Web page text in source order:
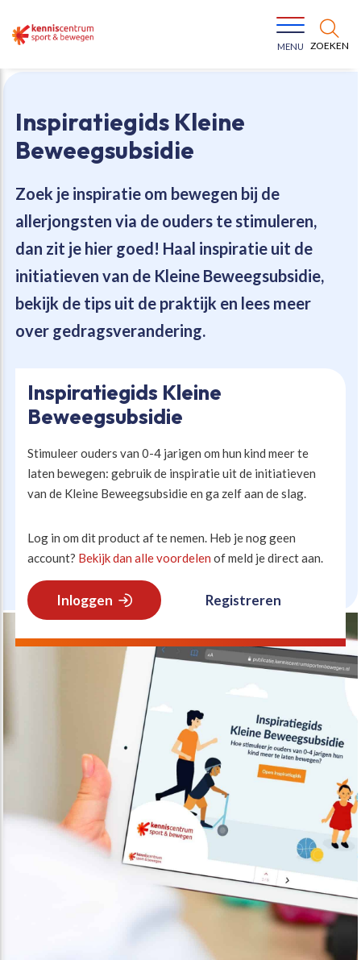
ZOEKEN
MENU
Inspiratiegids Kleine
Beweegsubsidie
Zoek je inspiratie om bewegen bij de
allerjongsten via de ouders te stimuleren,
dan zit je hier goed! Haal inspiratie uit de
initiatieven van de Kleine Beweegsubsidie,
bekijk de tips uit de praktijk en lees meer
over gedragsverandering.
Inspiratiegids Kleine
Beweegsubsidie
Stimuleer ouders van 0-4 jarigen om hun kind meer te
laten bewegen: gebruik de inspiratie uit de initiatieven
van de Kleine Beweegsubsidie en ga zelf aan de slag.
Log in om dit product af te nemen. Heb je nog geen
account? Bekijk dan alle voordelen of meld je direct aan.
Inloggen Registreren
Bewegen voor een gezonde leefstijl
Jeugd in beweging
Vitaal ouder worden
Beweegvriendelijke omgeving
Kansengelijkheid
Paralympische topsport
Esports, gaming en gamification
Alle thema’s
Ons team
Onze missie
Onze werkwijze
Werken bij
Persvoorlichting en Public Affairs